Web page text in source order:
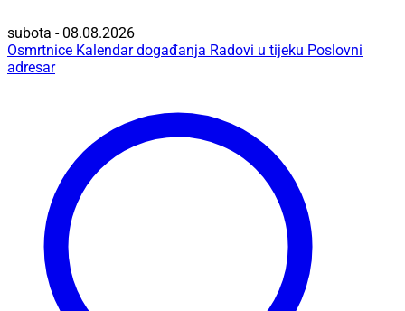
subota - 08.08.2026
Osmrtnice Kalendar događanja Radovi u tijeku Poslovni
adresar